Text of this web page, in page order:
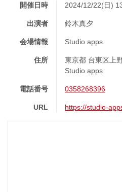
開催日時 2024/12/22(日)
出演者 鈴木真夕
会場情報 Studio apps
住所
東京都 台東区
Studio apps
電話番号 0358268396
URL https://studio-